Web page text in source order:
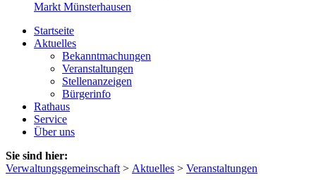
Markt Münsterhausen
Startseite
Aktuelles
Bekanntmachungen
Veranstaltungen
Stellenanzeigen
Bürgerinfo
Rathaus
Service
Über uns
Sie sind hier:
Verwaltungsgemeinschaft > Aktuelles > Veranstaltungen